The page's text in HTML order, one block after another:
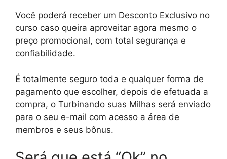
Você poderá receber um Desconto Exclusivo no
curso caso queira aproveitar agora mesmo o
preço promocional, com total segurança e
confiabilidade.
É totalmente seguro toda e qualquer forma de
pagamento que escolher, depois de efetuada a
compra, o Turbinando suas Milhas será enviado
para o seu e-mail com acesso a área de
membros e seus bônus.